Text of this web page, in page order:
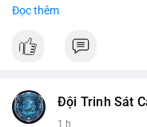
theo.
#bitcoin #btc #cryptonews
#vlikevn #titanbot
Đọc thêm
Đội Trinh Sát
1 h